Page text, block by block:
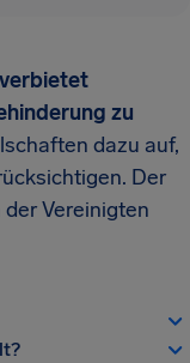
zu
dazu auf,
Der
Vereinigten